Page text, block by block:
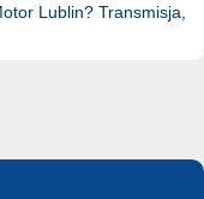
Lublin? Transmisja,